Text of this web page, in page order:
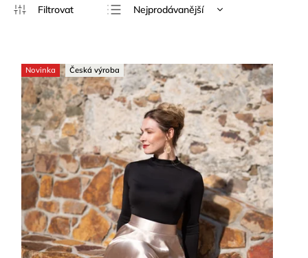
Nejprodávanější
Abecedně
Novinka Česká výroba